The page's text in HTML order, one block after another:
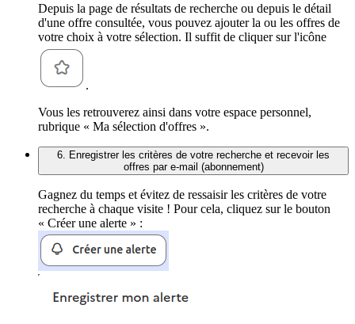
Depuis la page de résultats de recherche ou depuis le détail
d'une offre consultée, vous pouvez ajouter la ou les offres de
votre choix à votre sélection. Il suffit de cliquer sur l'icône
.
Vous les retrouverez ainsi dans votre espace personnel,
rubrique « Ma sélection d'offres ».
6. Enregistrer les critères de votre recherche et recevoir les
offres par e-mail (abonnement)
Gagnez du temps et évitez de ressaisir les critères de votre
recherche à chaque visite ! Pour cela, cliquez sur le bouton
« Créer une alerte » :